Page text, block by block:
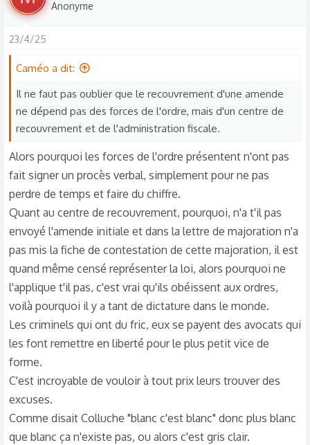
De plus si aujourd'hui à tu as écouté le 13h00 tu aurais
entendu qu'à une personne il lui avait prélevé 375€ pour
et à cette époque l'amende était bien moins élevée et la
majoration à 375€ n'existait pas.
Si tu trouves cela normal, alors je te souhaite que cela ne
t'arrive jamais et surtout fait très attention de ne pas te
c'est arrivé et qui ont perdu, identité, travail, maison dont
certains sont à la charge de leurs familles.
Alors au lieu de critiquer ai plus de respect envers les
personnes qui dénoncent les abus de ceux qui sont sensé
faire respecter la loi, alors qu'ils devraient commencer par
la respecter eux même.
é
c
o
n
s
Anonyme
23/4/25
Caméo a dit:
Il ne faut pas oublier que le recouvrement d'une amende
ne dépend pas des forces de l'ordre, mais d'un centre de
recouvrement et de l'administration fiscale.
Alors pourquoi les forces de l'ordre présentent n'ont pas
fait signer un procès verbal, simplement pour ne pas
perdre de temps et faire du chiffre.
Quant au centre de recouvrement, pourquoi, n'a t'il pas
envoyé l'amende initiale et dans la lettre de majoration n'a
pas mis la fiche de contestation de cette majoration, il est
quand même censé représenter la loi, alors pourquoi ne
l'applique t'il pas, c'est vrai qu'ils obéissent aux ordres,
voilà pourquoi il y a tant de dictature dans le monde.
Les criminels qui ont du fric, eux se payent des avocats qui
les font remettre en liberté pour le plus petit vice de
forme.
C'est incroyable de vouloir à tout prix leurs trouver des
excuses.
Comme disait Colluche "blanc c'est blanc" donc plus blanc
que blanc ça n'existe pas, ou alors c'est gris clair.